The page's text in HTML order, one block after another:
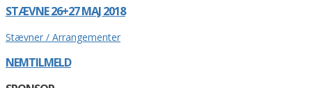
STÆVNE 26+27 MAJ 2018
Stævner / Arrangementer
NEMTILMELD